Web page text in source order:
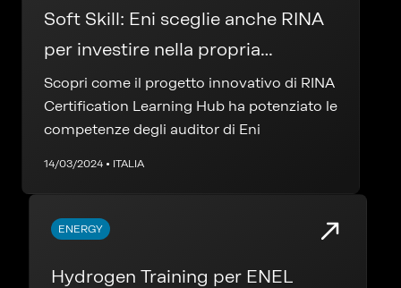
Soft Skill: Eni sceglie anche RINA
per investire nella propria
formazione
Scopri come il progetto innovativo di RINA
Certification Learning Hub ha potenziato le
competenze degli auditor di Eni
14/03/2024 • ITALIA
ENERGY
Hydrogen Training per ENEL